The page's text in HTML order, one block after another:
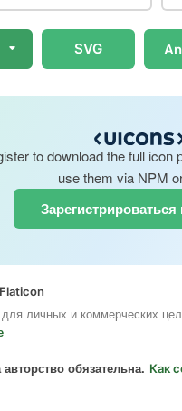
SVG
to download the full icon
use them via NPM
Зарегистрироваться
личных и коммерческих
обязательна. Как